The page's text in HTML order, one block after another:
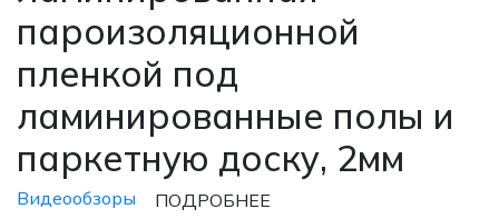
пароизоляционной
пленкой под
ламинированные полы и
паркетную доску, 2мм
Видеообзоры ПОДРОБНЕЕ